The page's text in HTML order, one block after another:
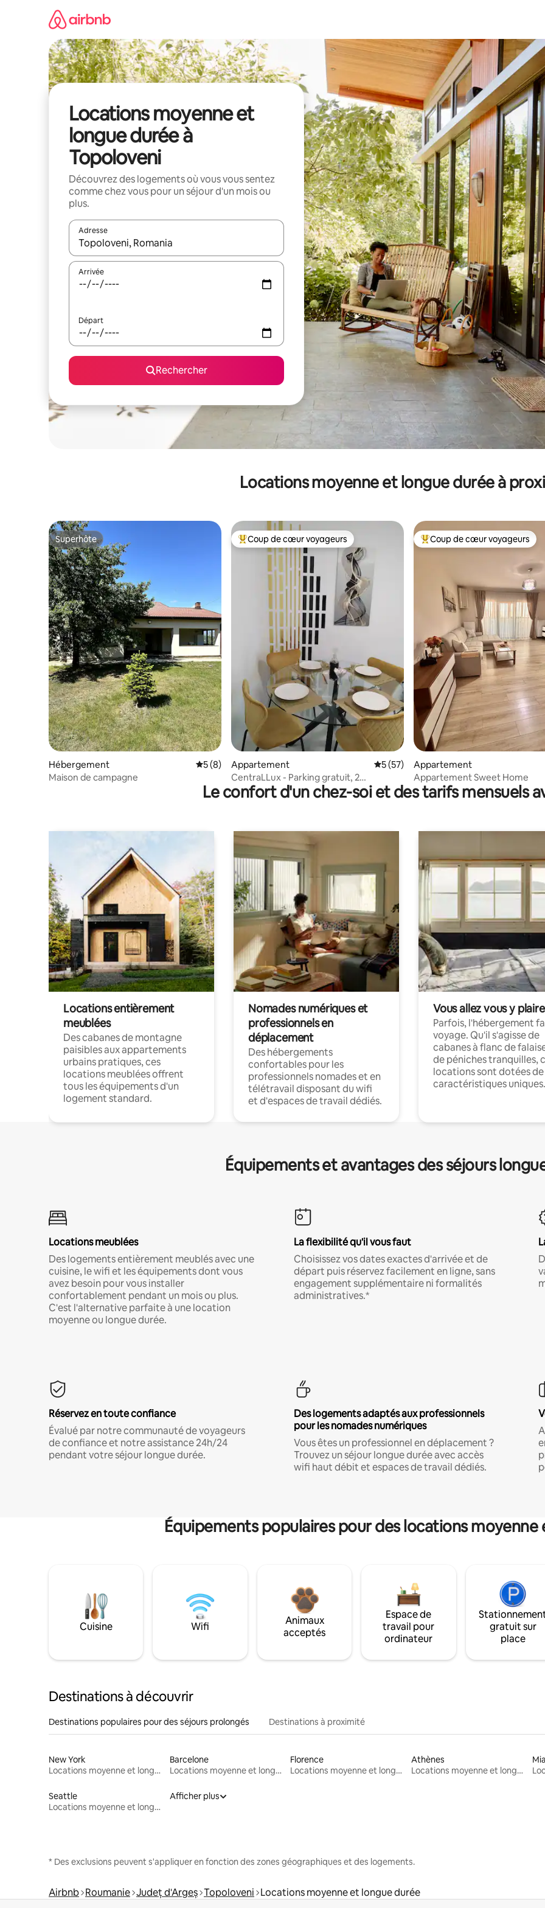
Locations moyenne et
longue durée à
Topoloveni
Découvrez des logements où vous vous sentez
comme chez vous pour un séjour d'un mois ou
plus.
Adresse
Lorsque les résultats s'affichent, utilisez les flèches vers le haut et vers le bas pour les parcourir ou en appuyant et en
Arrivée
Départ
Rechercher
Locations moyenne et longue durée à
Superhôte
Superhôte
Hébergement Évaluation moyenne sur la base de 8 commentaires : 5 sur 5
5 (8)
Maison de campagne
Coups de cœur voyageurs les plus appréciés
Coup de cœur voyageurs
Appartement Évaluation moyenne sur la base de 57
5 (57)
CentraLLux - Parking gratuit, 2
chambres, arrivée chiffrée
Coups de cœur voyageurs les
Coup de cœur voyageurs
Appartement
Appartement Sweet Home
Le confort d'un chez-soi et des tarifs mensuels
Locations entièrement
meublées
Des cabanes de montagne
paisibles aux appartements
urbains pratiques, ces
locations meublées offrent
tous les équipements d'un
logement standard.
Nomades numériques et
professionnels en
déplacement
Des hébergements
confortables pour les
professionnels nomades et en
télétravail disposant du wifi
et d'espaces de travail dédiés.
Vous allez vous y plaire
Parfois, l'hébergement
voyage. Qu'il s'agisse de
cabanes à flanc de
de péniches tranquilles,
locations sont dotées de
caractéristiques uniques.
Équipements et avantages des séjours
Locations meublées
Des logements entièrement meublés avec une
cuisine, le wifi et les équipements dont vous
avez besoin pour vous installer
confortablement pendant un mois ou plus.
C'est l'alternative parfaite à une location
moyenne ou longue durée.
La flexibilité qu'il vous faut
Choisissez vos dates exactes d'arrivée et de
départ puis réservez facilement en ligne, sans
engagement supplémentaire ni formalités
administratives.*
Réservez en toute confiance
Évalué par notre communauté de voyageurs
de confiance et notre assistance 24h/24
pendant votre séjour longue durée.
Des logements adaptés aux professionnels
pour les nomades numériques
Vous êtes un professionnel en déplacement ?
Trouvez un séjour longue durée avec accès
wifi haut débit et espaces de travail dédiés.
Équipements populaires pour des locations
Cuisine Wifi
Animaux
acceptés
Espace de
travail pour
ordinateur
gratuit sur
place
Destinations à découvrir
Destinations populaires pour des séjours prolongés Destinations à proximité
New York
Locations moyenne et longue durée
Barcelone
Locations moyenne et longue durée
Florence
Locations moyenne et longue durée
Athènes
Locations moyenne et longue durée
Seattle
Locations moyenne et longue durée
Afficher plus
* Des exclusions peuvent s'appliquer en fonction des zones géographiques et des logements.
Airbnb Roumanie Județ d'Argeș Topoloveni Locations moyenne et longue durée